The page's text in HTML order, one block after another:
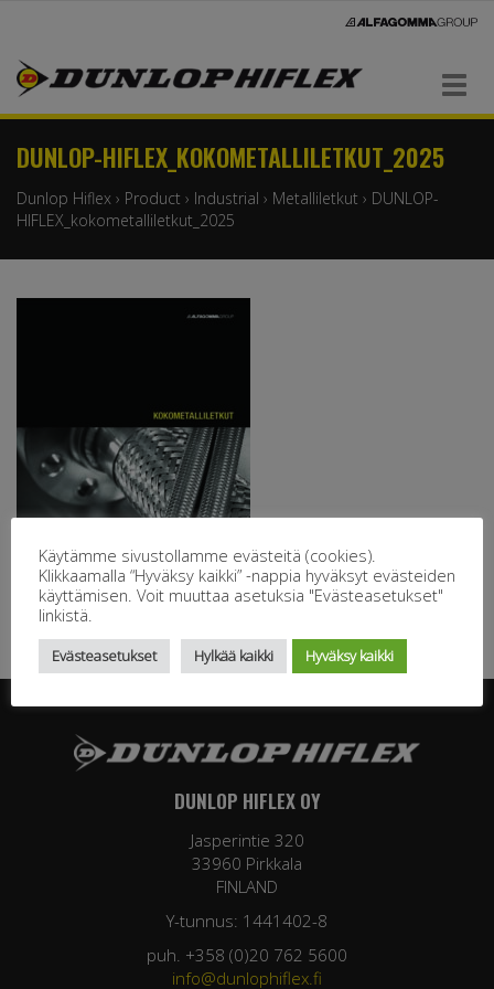
Navigaatio
DUNLOP-HIFLEX_KOKOMETALLILETKUT_2025
Dunlop Hiflex › Product › Industrial › Metalliletkut › DUNLOP-
HIFLEX_kokometalliletkut_2025
DUNLOP HIFLEX OY
Jasperintie 320
33960 Pirkkala
FINLAND
Y-tunnus: 1441402-8
puh. +358 (0)20 762 5600
info@dunlophiflex.fi
Käytämme sivustollamme evästeitä (cookies).
Klikkaamalla “Hyväksy kaikki” -nappia hyväksyt evästeiden
käyttämisen. Voit muuttaa asetuksia "Evästeasetukset"
linkistä.
Evästeasetukset Hylkää kaikki Hyväksy kaikki